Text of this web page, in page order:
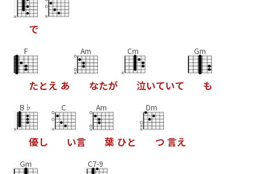
で
F
たとえ あ
Am
なたが
Cm
泣いていて
Gm
も
B♭
優し
C
い言
Am
葉 ひと
Dm
つ 言え
Gm C7-9